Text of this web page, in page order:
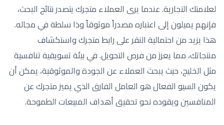
لعلامتك التجارية. عندما يرى العملاء متجرك يتصدر نتائج البحث،
فإنهم يميلون إلى اعتباره مصدراً موثوقاً وذا سلطة في مجاله.
هذا يزيد من احتمالية النقر على رابط متجرك واستكشاف
منتجاتك، مما يعزز من فرص التحويل. في بيئة تسويقية تنافسية
مثل الخليج، حيث يبحث العملاء عن الجودة والموثوقية، يمكن أن
يكون السيو الفعال هو العامل الفارق الذي يميز متجرك عن
المنافسين ويقوده نحو تحقيق أهداف المبيعات الطموحة.